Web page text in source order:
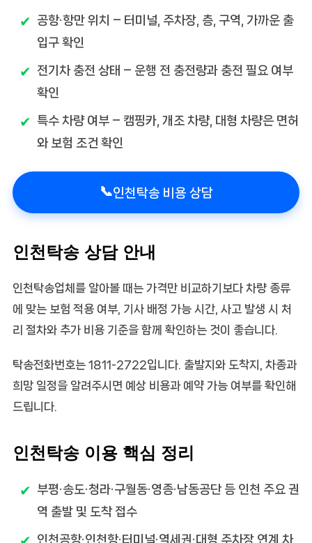
공항·항만 위치 – 터미널, 주차장, 층, 구역, 가까운 출
입구 확인
전기차 충전 상태 – 운행 전 충전량과 충전 필요 여부
확인
특수 차량 여부– 캠핑카, 개조 차량, 대형 차량은 면허
와 보험 조건 확인
📞인천탁송 비용 상담
인천탁송 상담 안내
인천탁송업체를 알아볼 때는 가격만 비교하기보다 차량 종류
에 맞는 보험 적용 여부, 기사 배정 가능 시간, 사고 발생 시 처
리 절차와 추가 비용 기준을 함께 확인하는 것이 좋습니다.
탁송전화번호는 1811-2722입니다. 출발지와 도착지, 차종과
희망 일정을 알려주시면 예상 비용과 예약 가능 여부를 확인해
드립니다.
인천탁송 이용 핵심 정리
부평·송도·청라·구월동·영종·남동공단 등 인천 주요 권
역 출발 및 도착 접수
인천공항·인천항·터미널·역세권·대형 주차장 연계 차